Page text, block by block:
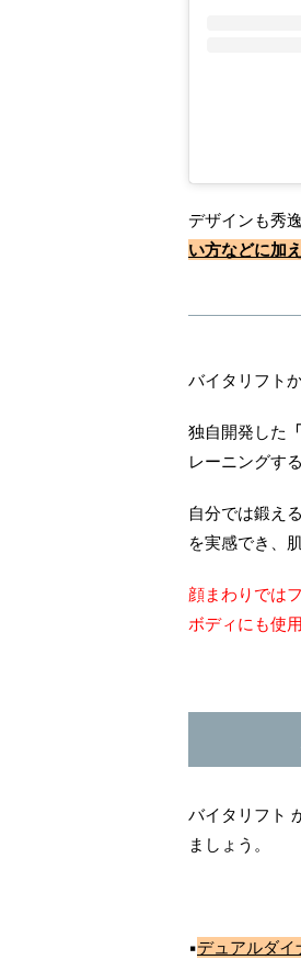
デザインも秀
い方などに加
バイタリフト
独自開発した
レーニングす
自分では鍛え
を実感でき、
顔まわりでは
ボディにも使
バイタリフト
ましょう。
▪デュアルダ